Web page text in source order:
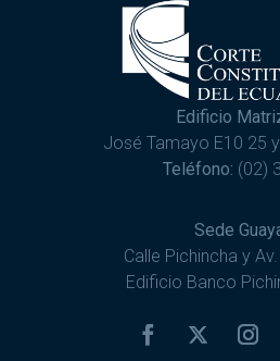
Edificio
José Tamayo E10 25
Teléfono: (02)
Sede
Calle Pichincha y
Edificio Banco